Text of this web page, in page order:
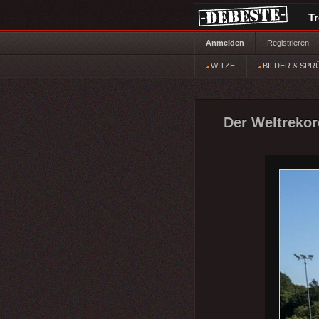
Anmelden Registrieren
WITZE BILDER &
Der